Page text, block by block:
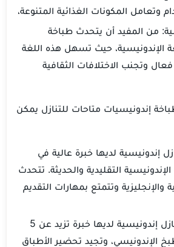
وتعامل المكونات الغذائية المتنوعة،
من المفيد أن يتحدث طباخة
الإندونيسية، حيث تسهل هذه اللغة
وتجنب الاختلافات الثقافية
إندونيسيات متاحات للتنازل يمكن
إندونيسية لديها خبرة عالية في
التقليدية والحديثة. تتحدث
والإنجليزية وتتمتع بمهارات التقديم
نيلا: طباخه للتنازل إندونيسية لديها خبرة تزيد عن 5
الإندونيسي، وتجيد تحضير الأطباق